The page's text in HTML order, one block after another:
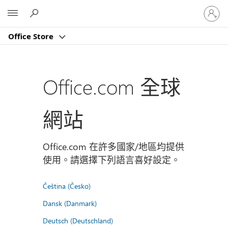
Office Store
登
入
您
Office.com 全球
網站
Office.com 在許多國家/地區均提供
使用。請選擇下列語言喜好設定。
Čeština (Česko)
Dansk (Danmark)
Deutsch (Deutschland)